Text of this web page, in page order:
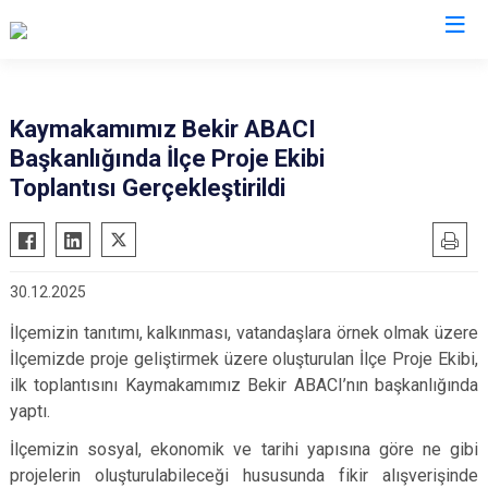
Atabey
Eğirdir
Gelendost
Şarkikaraağaç
Senirkent
Aksu
Kaymakamımız Bekir ABACI
Başkanlığında İlçe Proje Ekibi
Toplantısı Gerçekleştirildi
30.12.2025
İlçemizin tanıtımı, kalkınması, vatandaşlara örnek olmak üzere
İlçemizde proje geliştirmek üzere oluşturulan İlçe Proje Ekibi,
ilk toplantısını Kaymakamımız Bekir ABACI’nın başkanlığında
yaptı.
İlçemizin sosyal, ekonomik ve tarihi yapısına göre ne gibi
projelerin oluşturulabileceği hususunda fikir alışverişinde